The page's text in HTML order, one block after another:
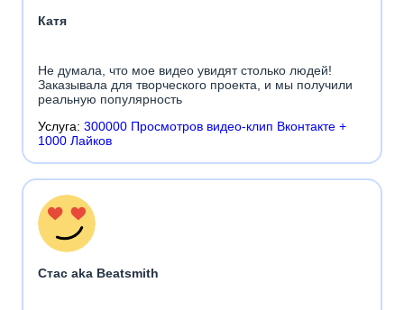
Катя
Не думала, что мое видео увидят столько людей!
Заказывала для творческого проекта, и мы получили
реальную популярность
Услуга: 300000 Просмотров видео-клип Вконтакте +
1000 Лайков
Стас aka Beatsmith